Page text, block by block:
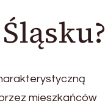
mieszkańców